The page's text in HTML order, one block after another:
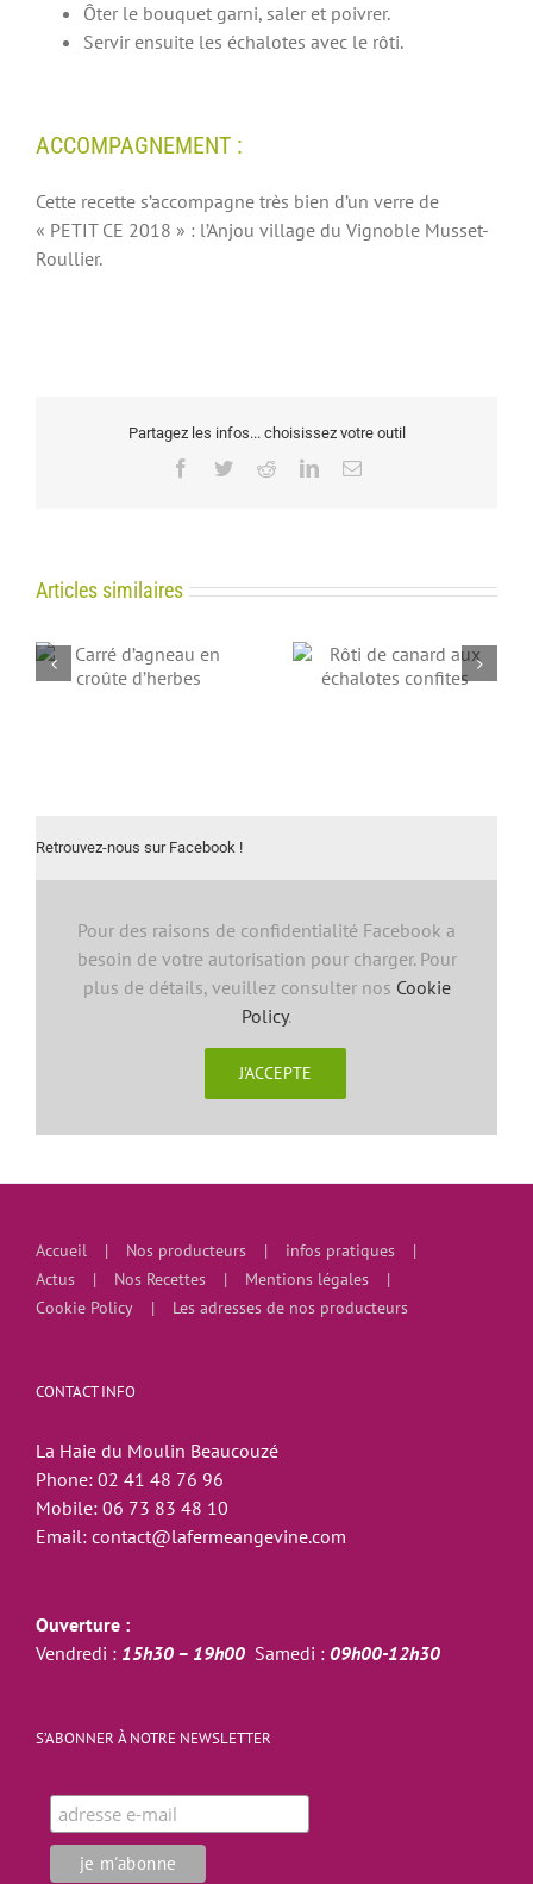
Ôter le bouquet garni, saler et poivrer.
Servir ensuite les échalotes avec le rôti.
ACCOMPAGNEMENT :
Cette recette s’accompagne très bien d’un verre de
« PETIT CE 2018 » : l’Anjou village du Vignoble Musset-
Roullier.
Partagez les infos... choisissez votre outil
Facebook
TwitterRedditLinkedInEmail
Articles similaires
Rôti de canard aux
Retrouvez-nous sur Facebook !
Pour des raisons de confidentialité Facebook a
besoin de votre autorisation pour charger. Pour
plus de détails, veuillez consulter nos Cookie
Policy.
J'ACCEPTE
Accueil Nos producteurs
infos pratiques
Actus
Nos Recettes
Mentions légales
Cookie Policy
Les adresses de nos producteurs
CONTACT INFO
La Haie du Moulin Beaucouzé
Phone: 02 41 48 76 96
Mobile: 06 73 83 48 10
Email: contact@lafermeangevine.com
Ouverture :
Vendredi : 15h30 – 19h00 Samedi : 09h00-12h30
S’ABONNER À NOTRE NEWSLETTER